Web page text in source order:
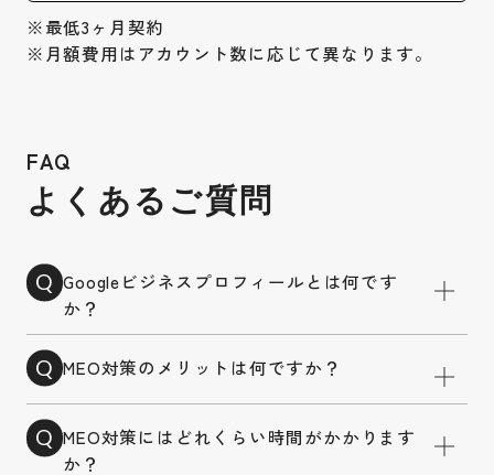
※最低3ヶ月契約
※月額費用はアカウント数に応じて異なります。
FAQ
よくあるご質問
Q Googleビジネスプロフィールとは何です
か？
Q MEO対策のメリットは何ですか？
Q MEO対策にはどれくらい時間がかかります
か？